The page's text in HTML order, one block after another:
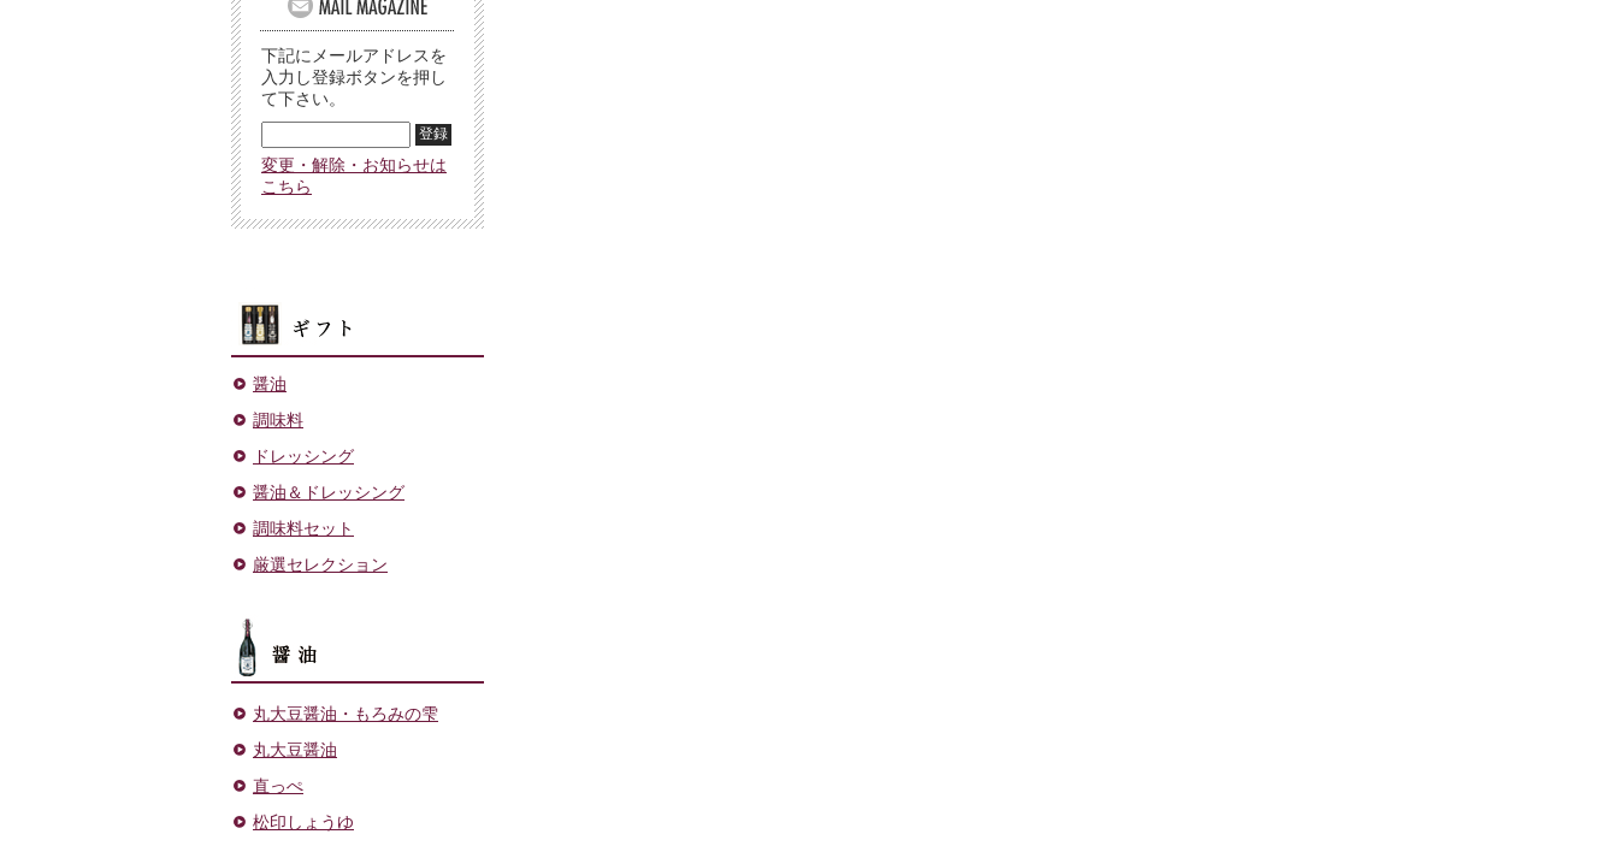
下記にメールアドレスを
入力し登録ボタンを押し
て下さい。
変更・解除・お知らせは
こちら
醤油
調味料
ドレッシング
醤油＆ドレッシング
調味料セット
厳選セレクション
丸大豆醤油・もろみの雫
丸大豆醤油
直っぺ
松印しょうゆ